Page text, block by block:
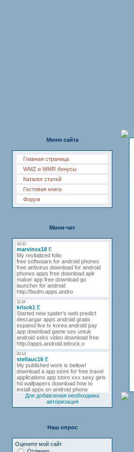
Меню сайта
Главная страница
WMZ и WMR бонусы
Каталог статей
Гостевая книга
Форум
Мини-чат
Для добавления необходима
авторизация
Наш опрос
Оцените мой сайт